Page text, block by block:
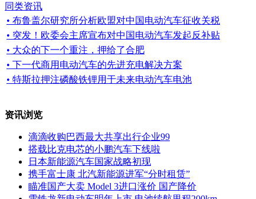
同类资讯
• 布鲁盖尔研究所分析欧盟对中国电动汽车征收关税
• 突发！欧委会主席宣布对中国电动汽车发起反补贴
• 大众的下一个重注，押给了合肥
• 下一代商用电动汽车的先进充电解决方案
• 特斯拉押注磷酸铁锂用于未来电动汽车电池
资讯浏览
滴滴收购巴西最大共享出行企业99
搭载比克电芯的小鹏汽车下线啦
日本新能源汽车国家战略初现
携手富士康 北汽新能源进军“分时租赁”
瞄准国产大卖 Model 3进口涨价 国产降价